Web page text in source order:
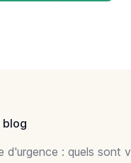
blog
d'urgence : quels sont